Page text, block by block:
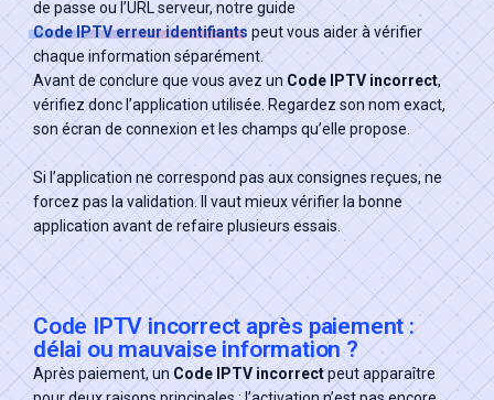
de passe ou l’URL serveur, notre guide
Code IPTV erreur identifiants peut vous aider à vérifier
chaque information séparément.
Avant de conclure que vous avez un Code IPTV incorrect,
vérifiez donc l’application utilisée. Regardez son nom exact,
son écran de connexion et les champs qu’elle propose.
Si l’application ne correspond pas aux consignes reçues, ne
forcez pas la validation. Il vaut mieux vérifier la bonne
application avant de refaire plusieurs essais.
Code IPTV incorrect après paiement :
délai ou mauvaise information ?
Après paiement, un Code IPTV incorrectpeut apparaître